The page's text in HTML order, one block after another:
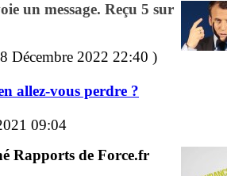
un message. Reçu 5 sur
Décembre 2022 22:40 )
allez-vous perdre ?
09:04
Rapports de Force.fr